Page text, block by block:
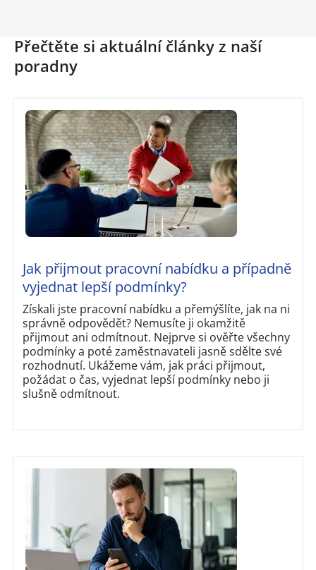
Přečtěte si aktuální články z naší
poradny
Jak přijmout pracovní nabídku a případně
vyjednat lepší podmínky?
Získali jste pracovní nabídku a přemýšlíte, jak na ni
správně odpovědět? Nemusíte ji okamžitě
přijmout ani odmítnout. Nejprve si ověřte všechny
podmínky a poté zaměstnavateli jasně sdělte své
rozhodnutí. Ukážeme vám, jak práci přijmout,
požádat o čas, vyjednat lepší podmínky nebo ji
slušně odmítnout.